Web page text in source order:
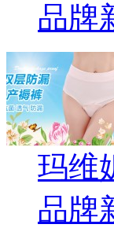
品牌
玛维
品牌